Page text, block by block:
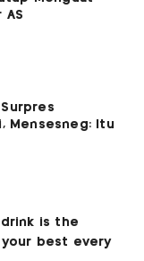
AS
Surpres
Mensesneg: Itu